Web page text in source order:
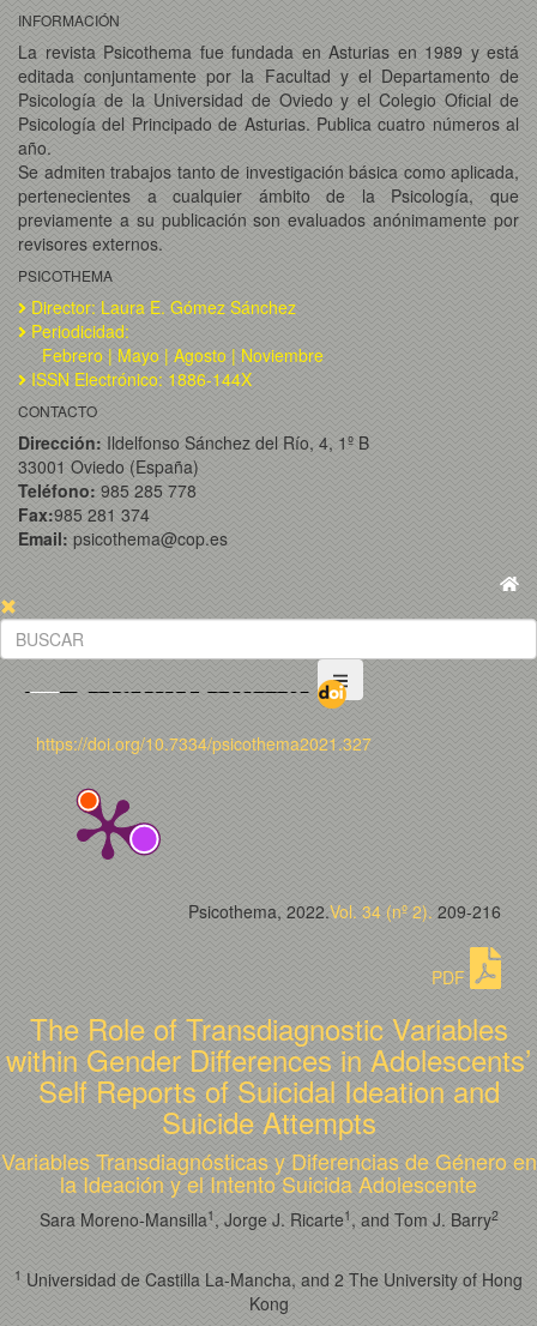
INFORMACIÓN
La revista Psicothema fue fundada en Asturias en 1989 y está
editada conjuntamente por la Facultad y el Departamento de
Psicología de la Universidad de Oviedo y el Colegio Oficial de
Psicología del Principado de Asturias. Publica cuatro números al
año.
Se admiten trabajos tanto de investigación básica como aplicada,
pertenecientes a cualquier ámbito de la Psicología, que
previamente a su publicación son evaluados anónimamente por
revisores externos.
PSICOTHEMA
Director: Laura E. Gómez Sánchez
Periodicidad:
Febrero | Mayo | Agosto | Noviembre
ISSN Electrónico: 1886-144X
CONTACTO
Dirección: Ildelfonso Sánchez del Río, 4, 1º B
33001 Oviedo (España)
Teléfono: 985 285 778
Fax:985 281 374
Email: psicothema@cop.es
https://doi.org/10.7334/psicothema2021.327
Psicothema, 2022.Vol. 34 (nº 2). 209-216
PDF
The Role of Transdiagnostic Variables
within Gender Differences in Adolescents’
Self Reports of Suicidal Ideation and
Suicide Attempts
Variables Transdiagnósticas y Diferencias de Género en
la Ideación y el Intento Suicida Adolescente
Sara Moreno-Mansilla1 , Jorge J. Ricarte1 , and Tom J. Barry2
1 Universidad de Castilla La-Mancha, and 2 The University of Hong
Kong